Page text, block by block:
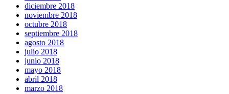
diciembre 2018
noviembre 2018
octubre 2018
septiembre 2018
agosto 2018
julio 2018
junio 2018
mayo 2018
abril 2018
marzo 2018